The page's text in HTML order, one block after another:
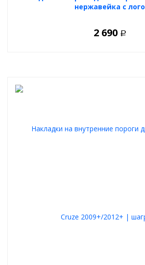
нержавейка с лого
2 690 Р